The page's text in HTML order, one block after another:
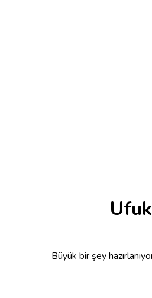
Büyük bir şey